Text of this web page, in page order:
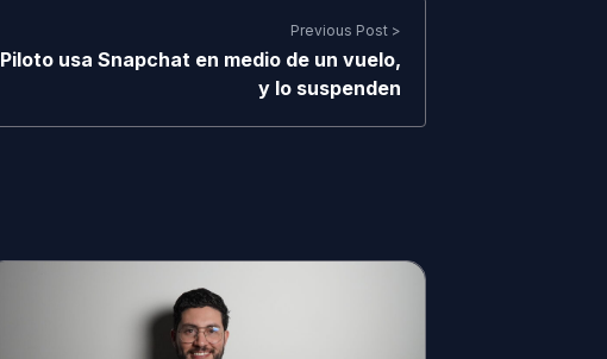
Previous Post >
Piloto usa Snapchat en medio de un vuelo,
y lo suspenden